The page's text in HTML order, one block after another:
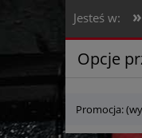
O nas
Jesteś w: »
Opcje
Promocja: